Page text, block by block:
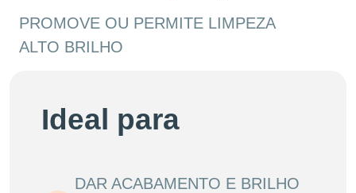
PROMOVE OU PERMITE LIMPEZA
ALTO BRILHO
Ideal para
DAR ACABAMENTO E BRILHO